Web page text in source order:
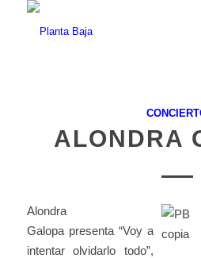
ALONDRA
Alondra
Galopa presenta “Voy a
intentar olvidarlo todo”,